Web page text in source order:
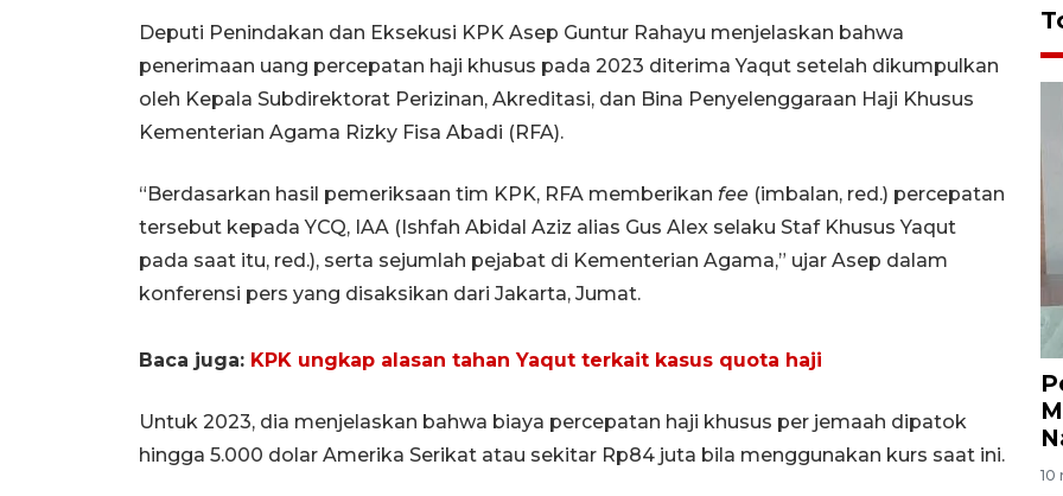
Deputi Penindakan dan Eksekusi KPK Asep Guntur Rahayu menjelaskan bahwa
penerimaan uang percepatan haji khusus pada 2023 diterima Yaqut setelah dikumpulkan
oleh Kepala Subdirektorat Perizinan, Akreditasi, dan Bina Penyelenggaraan Haji Khusus
Kementerian Agama Rizky Fisa Abadi (RFA).
“Berdasarkan hasil pemeriksaan tim KPK, RFA memberikan fee (imbalan, red.) percepatan
tersebut kepada YCQ, IAA (Ishfah Abidal Aziz alias Gus Alex selaku Staf Khusus Yaqut
pada saat itu, red.), serta sejumlah pejabat di Kementerian Agama,” ujar Asep dalam
konferensi pers yang disaksikan dari Jakarta, Jumat.
Baca juga: KPK ungkap alasan tahan Yaqut terkait kasus quota haji
Untuk 2023, dia menjelaskan bahwa biaya percepatan haji khusus per jemaah dipatok
hingga 5.000 dolar Amerika Serikat atau sekitar Rp84 juta bila menggunakan kurs saat ini.
10